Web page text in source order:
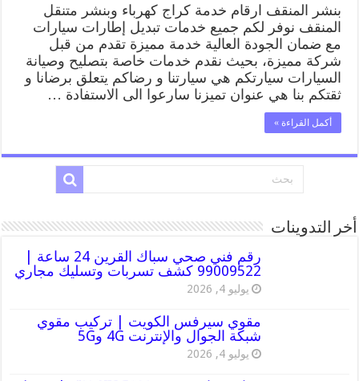
بنشر المنقف ارقام خدمة كراج كهرباء وبنشر متنقل
المنقف نوفر لكم جميع خدمات تبديل إطارات سيارات
مع ضمان الجودة العالية خدمة مميزة تقدم من قبل
شركة مميزة، بحيث نقدم خدمات خاصة بتصليح وصيانة
السيارات سيارتكم هي سيارتنا و رضاكم يتعلق برضانا و
ثقتكم بنا هي عنوان تميزنا سارعوا الى الاستفادة …
أكمل القراءة »
أخر التدوينات
رقم فني صحي سباك القرين 24 ساعة |
99009522 كشف تسربات وتسليك مجاري
يوليو 4, 2026
مقوي سيرفس الكويت | تركيب مقوي
شبكة الجوال والإنترنت 4G و5G
يوليو 4, 2026